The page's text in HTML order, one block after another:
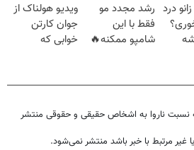
خانگی
فقط ۲۵ میلیون
درد رشد مجدد مو
فقط با این
شامپو ممکنه🔥
ویدیو هولناک از
جوان کارتن
خوابی که
نسبت ناروا به اشخاص حقیقی و حقوقی منتشر
غیر مرتبط با خبر باشد منتشر نمی‌شود.